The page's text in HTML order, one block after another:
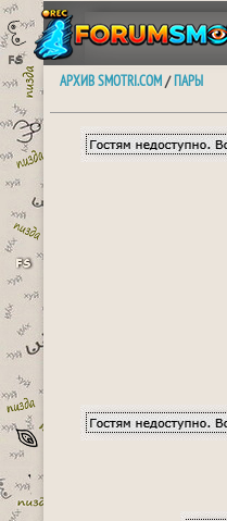
АРХИВ SMOTRI.COM/ПАРЫ